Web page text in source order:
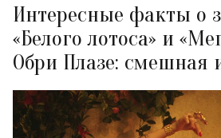
Интересные факты о
«Белого лотоса» и
Обри Плазе: смешная